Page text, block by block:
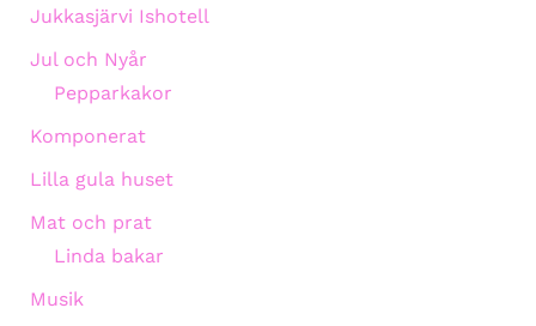
Jukkasjärvi Ishotell
Jul och Nyår
Pepparkakor
Komponerat
Lilla gula huset
Mat och prat
Linda bakar
Musik